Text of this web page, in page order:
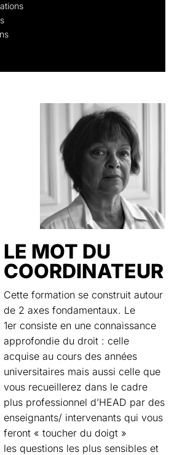
LE MOT DU
COORDINATEUR
Cette formation se construit autour
de 2 axes fondamentaux. Le
1er consiste en une connaissance
approfondie du droit : celle
acquise au cours des années
universitaires mais aussi celle que
vous recueillerez dans le cadre
plus professionnel d’HEAD par des
enseignants/ intervenants qui vous
feront « toucher du doigt »
les questions les plus sensibles et